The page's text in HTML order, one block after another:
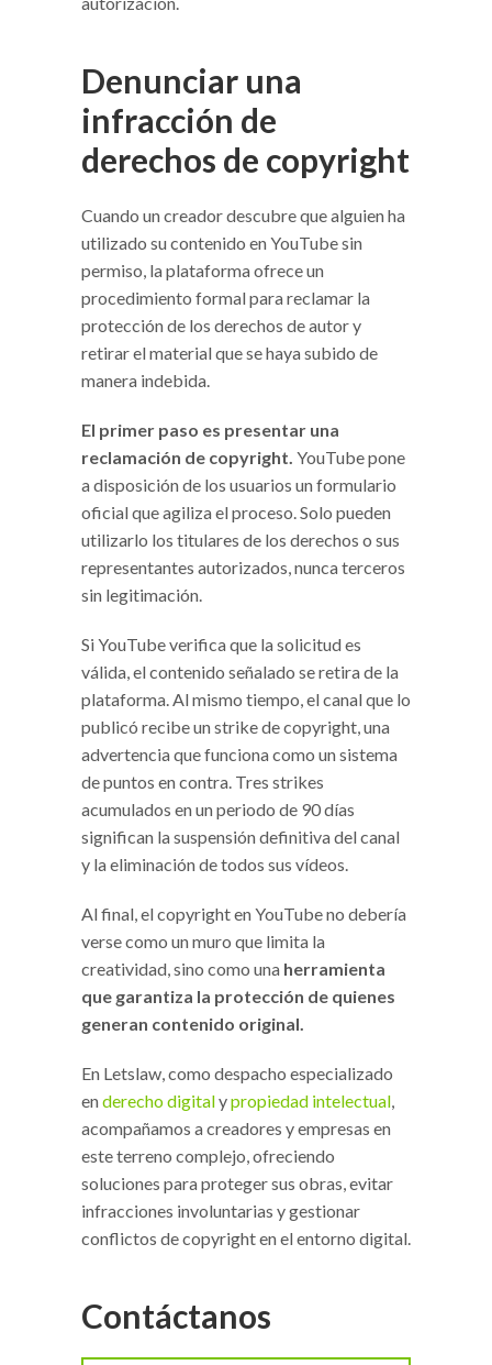
Denunciar una
infracción de
derechos de copyright
Cuando un creador descubre que alguien ha
utilizado su contenido en YouTube sin
permiso, la plataforma ofrece un
procedimiento formal para reclamar la
protección de los derechos de autor y
retirar el material que se haya subido de
manera indebida.
El primer paso es presentar una
reclamación de copyright. YouTube pone
a disposición de los usuarios un formulario
oficial que agiliza el proceso. Solo pueden
utilizarlo los titulares de los derechos o sus
representantes autorizados, nunca terceros
sin legitimación.
Si YouTube verifica que la solicitud es
válida, el contenido señalado se retira de la
plataforma. Al mismo tiempo, el canal que lo
publicó recibe un strike de copyright, una
advertencia que funciona como un sistema
de puntos en contra. Tres strikes
acumulados en un periodo de 90 días
significan la suspensión definitiva del canal
y la eliminación de todos sus vídeos.
Al final, el copyright en YouTube no debería
verse como un muro que limita la
creatividad, sino como una herramienta
que garantiza la protección de quienes
generan contenido original.
En Letslaw, como despacho especializado
enderecho digitalypropiedad intelectual,
acompañamos a creadores y empresas en
este terreno complejo, ofreciendo
soluciones para proteger sus obras, evitar
infracciones involuntarias y gestionar
conflictos de copyright en el entorno digital.
Contáctanos